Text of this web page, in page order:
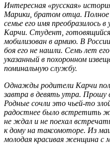
Интересная «русская»
Марики, братом отца.
семье его имя преобразилось
Карчи. Студент,
мобилизован в армию. В
боя его не нашли. Семь лет
указанный в похоронном
поминальную службу.
Однажды родители Карчи
завтра в девять утра. Прошу
Родные сочли это чьей-то
радостнее было встретить
не ждал и не поехал
к дому на таксомоторе. Из
молодая красивая женщина с